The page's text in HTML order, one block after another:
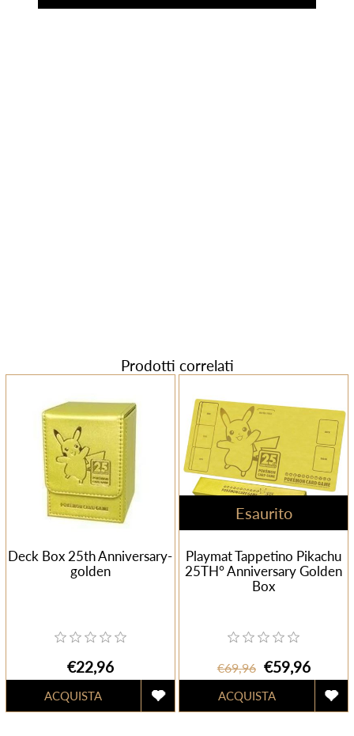
Prodotti correlati
Deck Box 25th Anniversary-
golden
€22,96
Esaurito
Playmat Tappetino Pikachu
25TH° Anniversary Golden
Box
€69,96 €59,96